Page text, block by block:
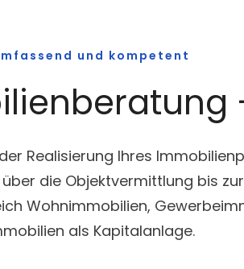
und kompetent
Realisierung Ihres
die Objektvermittlung bis
Wohnimmobilien,
als Kapitalanlage.